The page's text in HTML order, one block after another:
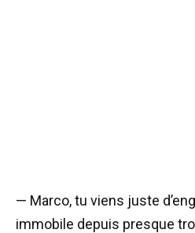
— Marco, tu viens juste
immobile depuis presque